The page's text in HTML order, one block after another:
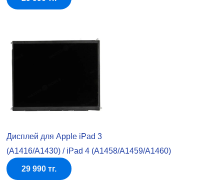
Дисплей для Apple iPad 3
(A1416/A1430) / iPad 4 (A1458/A1459/A1460)
29 990 тг.